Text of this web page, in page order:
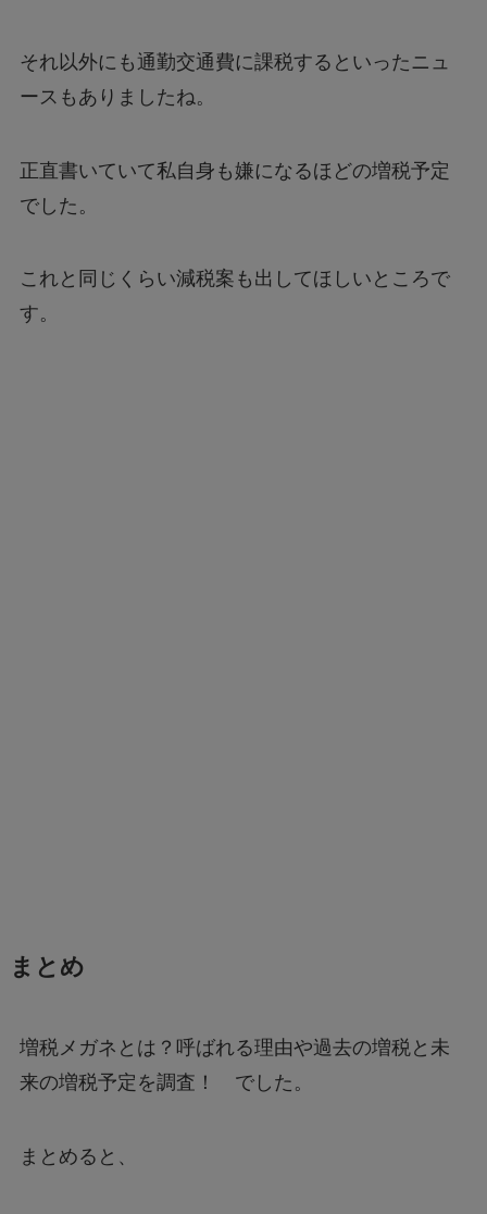
それ以外にも通勤交通費に課税するといったニュ
ースもありましたね。
正直書いていて私自身も嫌になるほどの増税予定
でした。
これと同じくらい減税案も出してほしいところで
す。
まとめ
増税メガネとは？呼ばれる理由や過去の増税と未
来の増税予定を調査！ でした。
まとめると、